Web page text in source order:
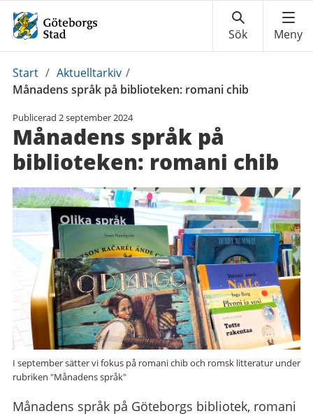
Du
är
Start / Aktuelltarkiv /
Månadens språk på biblioteken: romani chib
Publicerad 2 september 2024
Månadens språk på
biblioteken: romani chib
I september sätter vi fokus på romani chib och romsk litteratur under
rubriken "Månadens språk"
Månadens språk på Göteborgs bibliotek, romani